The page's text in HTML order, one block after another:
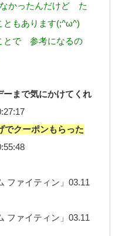
かったんだけど た
ともあります(;^ω^)
とで 参考になるの
ーまで気にかけてくれ
でクーポンもらった
ファイティン」03.11
ファイティン」03.11